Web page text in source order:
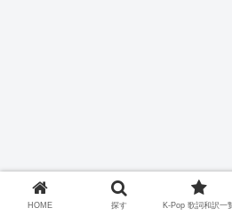
HOME 探す K-Pop 歌詞和訳一